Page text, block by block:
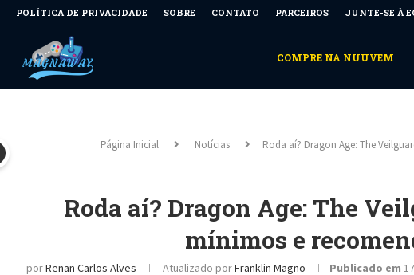
POLÍTICA DE PRIVACIDADE SOBRE CONTATO PARCEIROS JUNTE-SE À
COMPRE NA NUUVEM
Página Inicial Notícias Roda aí? Dragon Age: The
Roda aí? Dragon Age: The
mínimos e
porRenan Carlos Alves Atualizado porFranklin Magno Publicado em